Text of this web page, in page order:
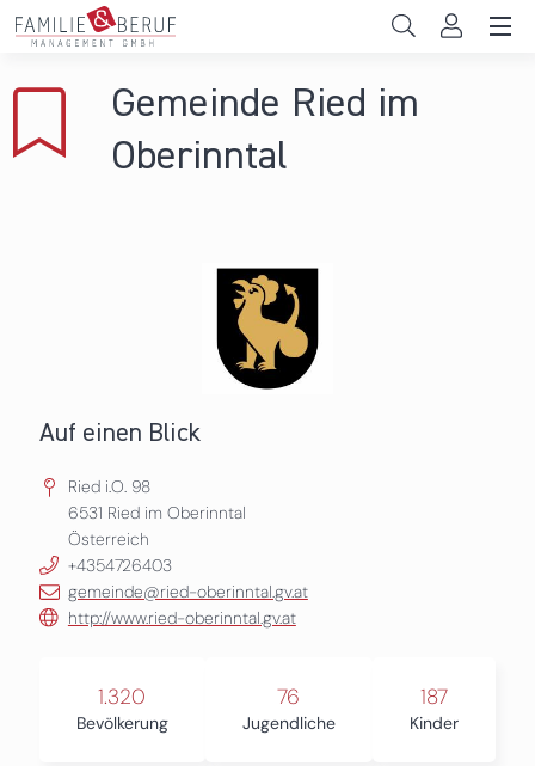
Direkt zum Inhalt
Gemeinden
Gemeinde Ried im
Oberinntal
Auf einen Blick
Ried i.O. 98
6531 Ried im Oberinntal
Österreich
+4354726403
gemeinde@ried-oberinntal.gv.at
http://www.ried-oberinntal.gv.at
1.320
Bevölkerung
76
Jugendliche
187
Kinder